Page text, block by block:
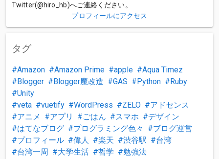
Twitter(@hiro_hb)へご連絡ください。
プロフィールにアクセス
タグ
Amazon Amazon Prime apple
Aqua Timez
Blogger
Blogger魔改造 GAS Python
Ruby
Unity
veta
vuetify WordPress ZELO
アドセンス
アニメ
アプリ ごはん スマホ
デザイン
はてなブログ
プログラミング色々
ブログ運営
プロフィール
偉人 楽天 渋谷駅
台湾
台湾一周
大学生活 哲学 勉強法